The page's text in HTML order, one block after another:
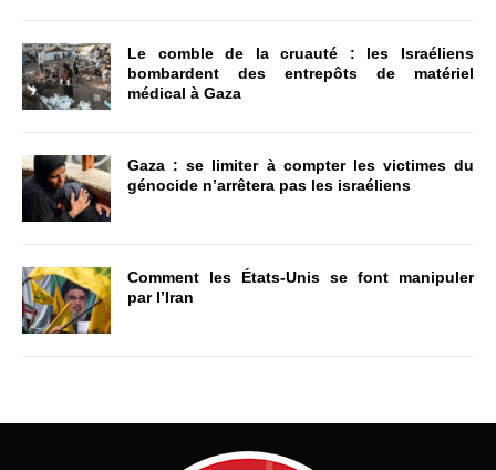
Le comble de la cruauté : les Israéliens
bombardent des entrepôts de matériel
médical à Gaza
Gaza : se limiter à compter les victimes du
génocide n’arrêtera pas les israéliens
Comment les États-Unis se font manipuler
par l’Iran